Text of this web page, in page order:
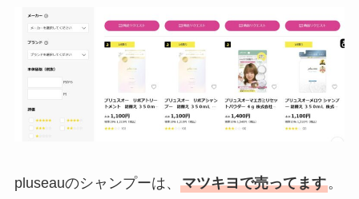
pluseauのシャンプーは、 マツキヨで売ってます。